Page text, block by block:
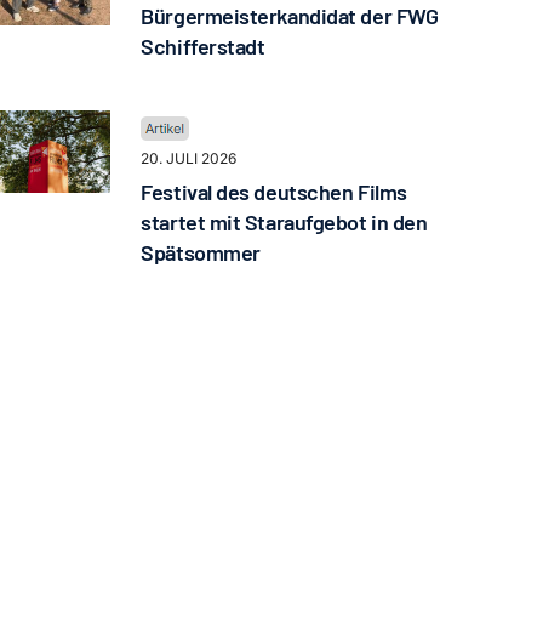
Bürgermeisterkandidat der FWG
Schifferstadt
20. JULI 2026
Festival des deutschen Films
startet mit Staraufgebot in den
Spätsommer